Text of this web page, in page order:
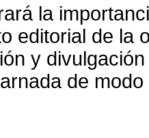
la
editorial de la
y
de